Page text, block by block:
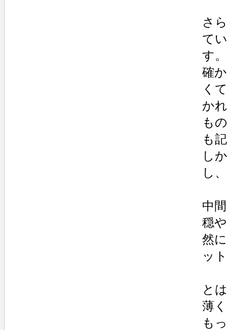
さ
て
す。
確
く
か
も
も
し
し
中
穏
然
ッ
と
薄
も